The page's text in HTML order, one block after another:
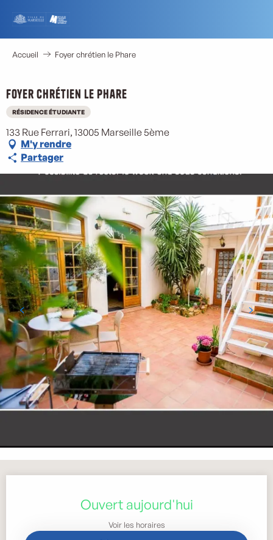
contenu
principal
Accueil Foyer chrétien le Phare
Foyer chrétien le Phare
RÉSIDENCE ÉTUDIANTE
133 Rue Ferrari, 13005 Marseille 5ème
M'y rendre
Partager
Ouvert aujourd'hui
Voir les horaires